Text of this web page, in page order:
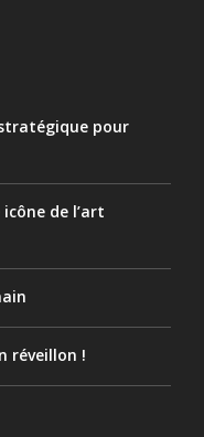
pour
de l’art
réveillon !